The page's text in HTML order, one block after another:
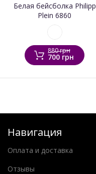
Белая бейсболка Philipp
Plein 6860
880 грн
700 грн
Навигация
Оплата и доставка
Отзывы